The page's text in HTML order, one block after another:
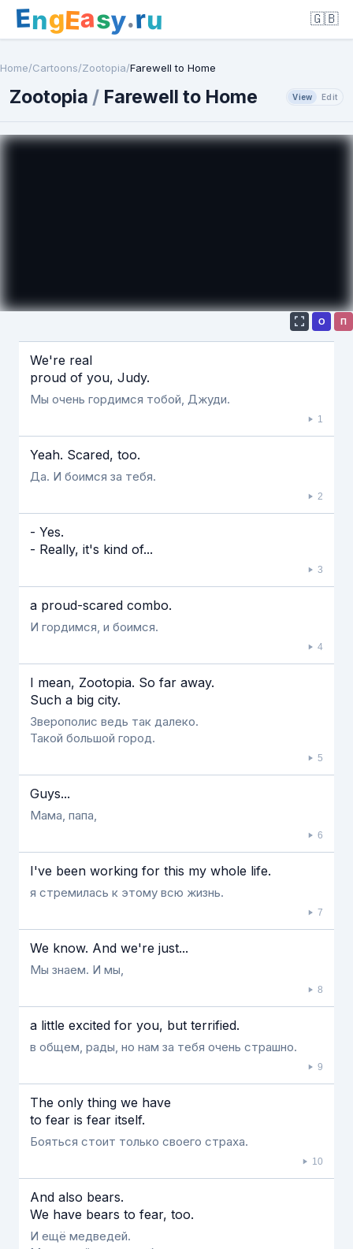
EngEasy.ru 🇬🇧
Home/Cartoons/Zootopia/Farewell to Home
Zootopia / Farewell to Home View Edit
Если видео долго не грузится, выключите VPN
О П
We're real
proud of you, Judy.
Мы очень гордимся тобой, Джуди.
1
Yeah. Scared, too.
Да. И боимся за тебя.
2
- Yes.
- Really, it's kind of...
3
a proud-scared combo.
И гордимся, и боимся.
4
I mean, Zootopia. So far away.
Such a big city.
Зверополис ведь так далеко.
Такой большой город.
5
Guys...
Мама, папа,
6
I've been working for this my whole life.
я стремилась к этому всю жизнь.
7
We know. And we're just...
Мы знаем. И мы,
8
a little excited for you, but terrified.
в общем, рады, но нам за тебя очень страшно.
9
The only thing we have
to fear is fear itself.
Бояться стоит только своего страха.
10
And also bears.
We have bears to fear, too.
И ещё медведей.